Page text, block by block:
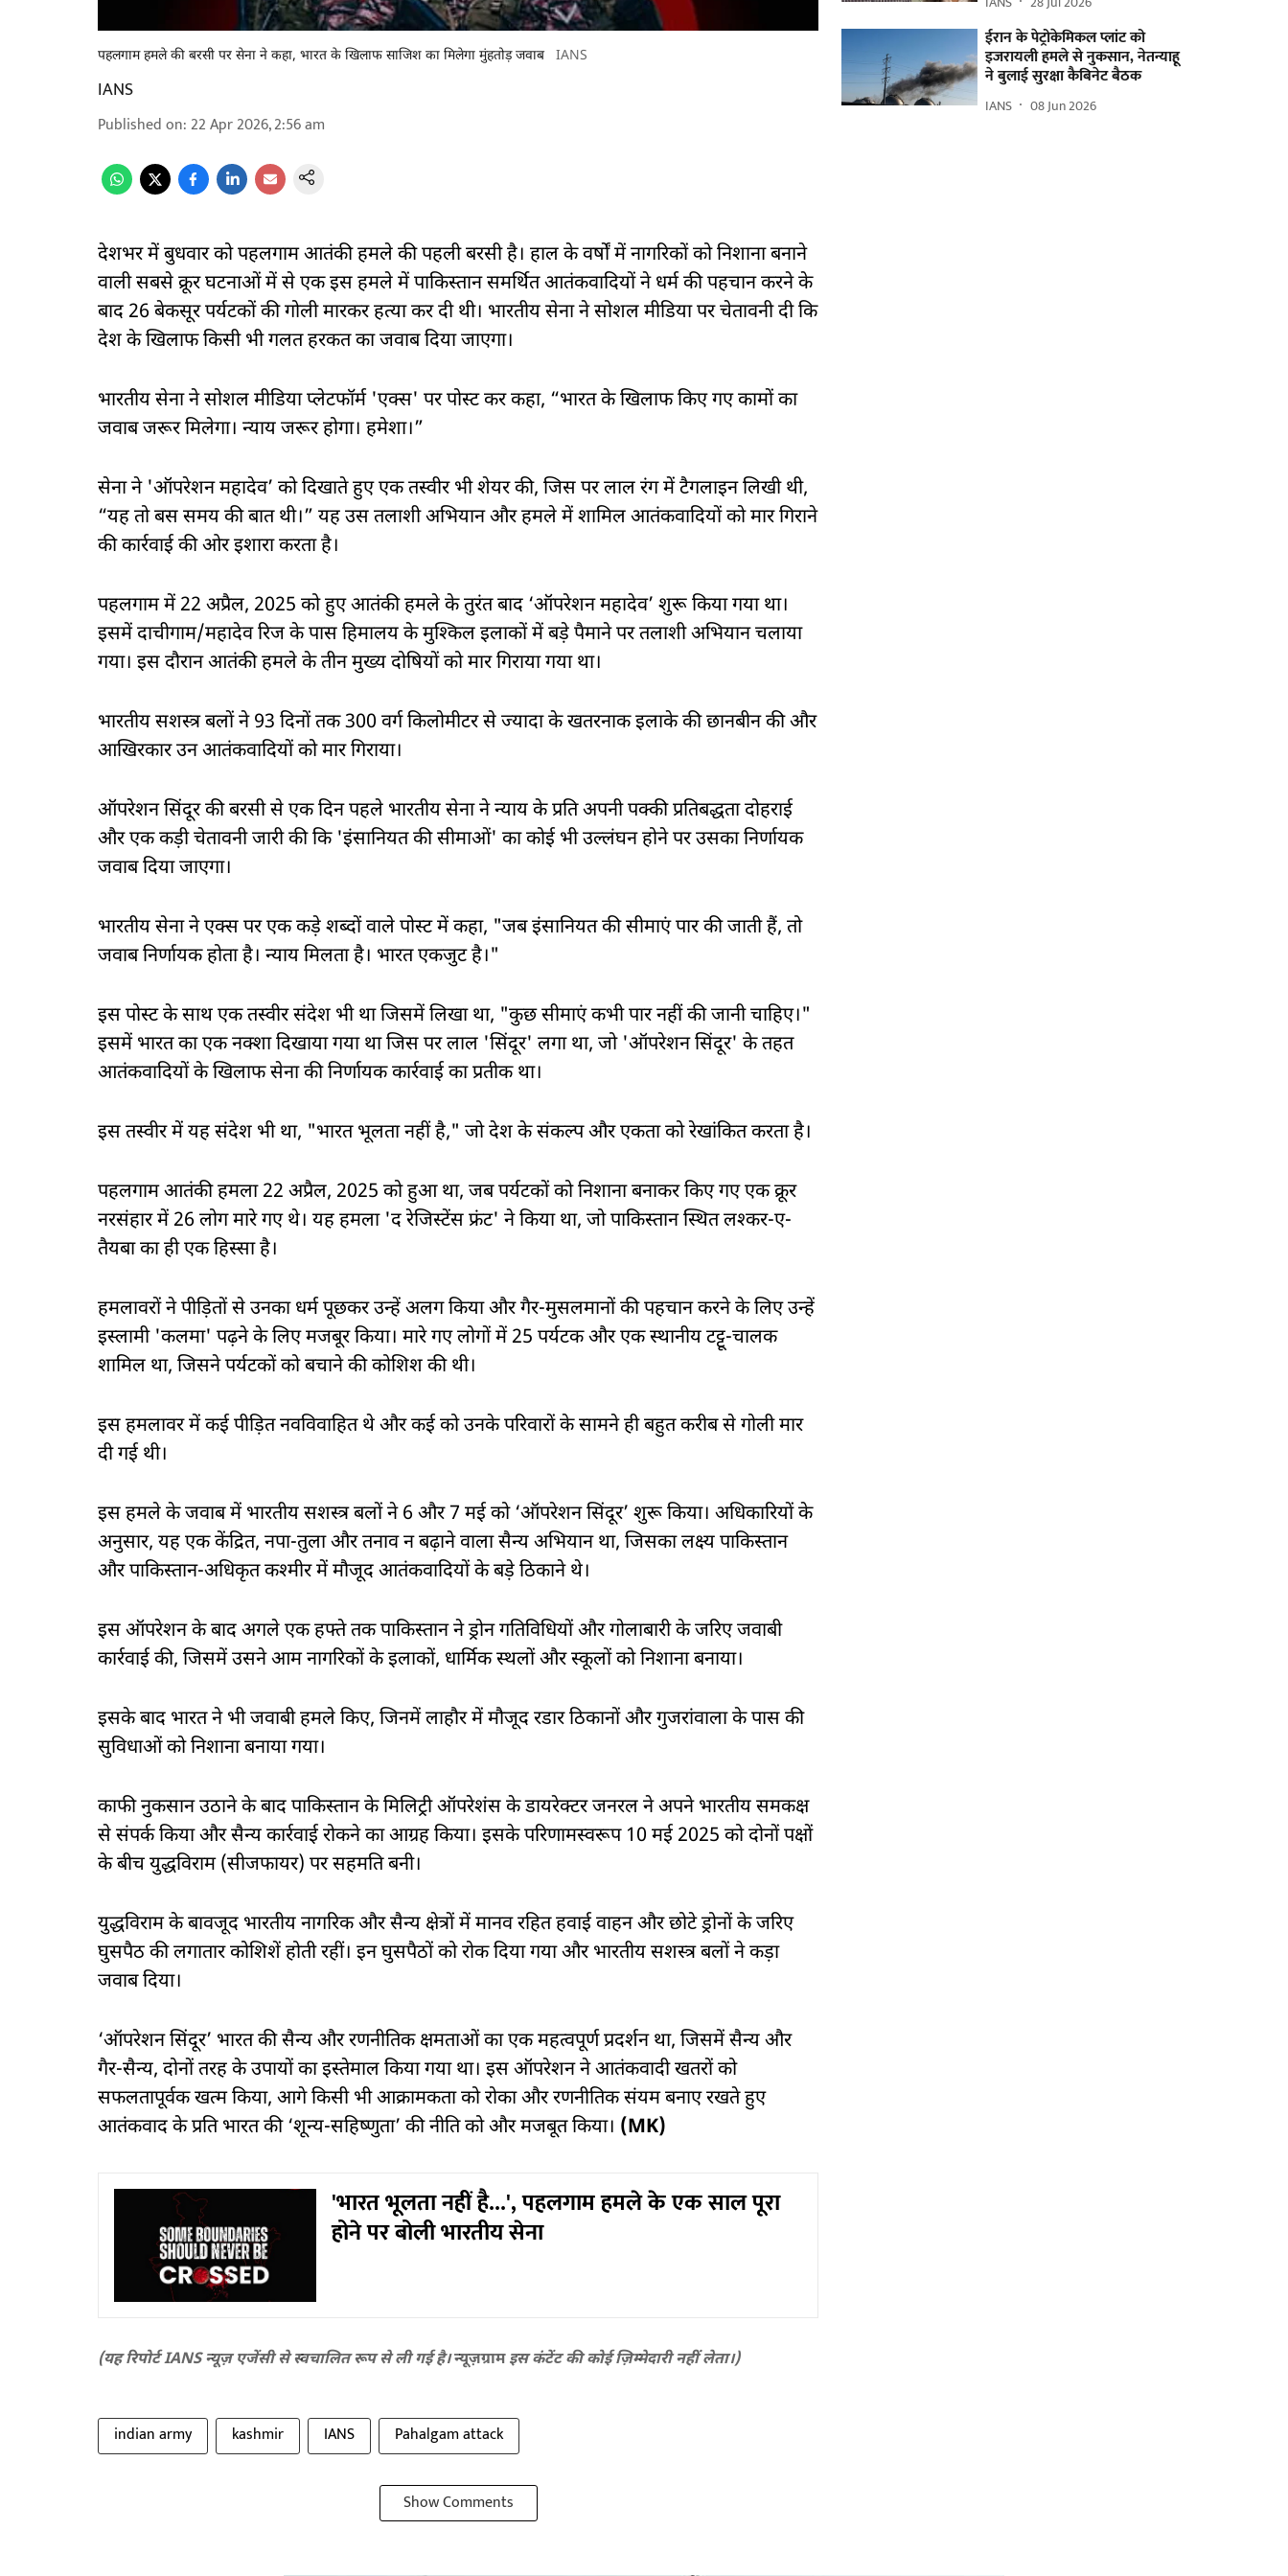
पहलगाम हमले की बरसी पर सेना ने कहा, भारत के खिलाफ साजिश का मिलेगा मुंहतोड़ जवाब IANS
IANS
Published on: 22 Apr 2026, 2:56 am
देशभर में बुधवार को पहलगाम आतंकी हमले की पहली बरसी है। हाल के वर्षों में नागरिकों को निशाना बनाने
वाली सबसे क्रूर घटनाओं में से एक इस हमले में पाकिस्तान समर्थित आतंकवादियों ने धर्म की पहचान करने के
बाद 26 बेकसूर पर्यटकों की गोली मारकर हत्या कर दी थी। भारतीय सेना ने सोशल मीडिया पर चेतावनी दी कि
देश के खिलाफ किसी भी गलत हरकत का जवाब दिया जाएगा।
भारतीय सेना ने सोशल मीडिया प्लेटफॉर्म 'एक्स' पर पोस्ट कर कहा, “भारत के खिलाफ किए गए कामों का
जवाब जरूर मिलेगा। न्याय जरूर होगा। हमेशा।”
सेना ने 'ऑपरेशन महादेव’ को दिखाते हुए एक तस्वीर भी शेयर की, जिस पर लाल रंग में टैगलाइन लिखी थी,
“यह तो बस समय की बात थी।” यह उस तलाशी अभियान और हमले में शामिल आतंकवादियों को मार गिराने
की कार्रवाई की ओर इशारा करता है।
पहलगाम में 22 अप्रैल, 2025 को हुए आतंकी हमले के तुरंत बाद ‘ऑपरेशन महादेव’ शुरू किया गया था।
इसमें दाचीगाम/महादेव रिज के पास हिमालय के मुश्किल इलाकों में बड़े पैमाने पर तलाशी अभियान चलाया
गया। इस दौरान आतंकी हमले के तीन मुख्य दोषियों को मार गिराया गया था।
भारतीय सशस्त्र बलों ने 93 दिनों तक 300 वर्ग किलोमीटर से ज्यादा के खतरनाक इलाके की छानबीन की और
आखिरकार उन आतंकवादियों को मार गिराया।
ऑपरेशन सिंदूर की बरसी से एक दिन पहले भारतीय सेना ने न्याय के प्रति अपनी पक्की प्रतिबद्धता दोहराई
और एक कड़ी चेतावनी जारी की कि 'इंसानियत की सीमाओं' का कोई भी उल्लंघन होने पर उसका निर्णायक
जवाब दिया जाएगा।
भारतीय सेना ने एक्स पर एक कड़े शब्दों वाले पोस्ट में कहा, "जब इंसानियत की सीमाएं पार की जाती हैं, तो
जवाब निर्णायक होता है। न्याय मिलता है। भारत एकजुट है।"
इस पोस्ट के साथ एक तस्वीर संदेश भी था जिसमें लिखा था, "कुछ सीमाएं कभी पार नहीं की जानी चाहिए।"
इसमें भारत का एक नक्शा दिखाया गया था जिस पर लाल 'सिंदूर' लगा था, जो 'ऑपरेशन सिंदूर' के तहत
आतंकवादियों के खिलाफ सेना की निर्णायक कार्रवाई का प्रतीक था।
इस तस्वीर में यह संदेश भी था, "भारत भूलता नहीं है," जो देश के संकल्प और एकता को रेखांकित करता है।
पहलगाम आतंकी हमला 22 अप्रैल, 2025 को हुआ था, जब पर्यटकों को निशाना बनाकर किए गए एक क्रूर
नरसंहार में 26 लोग मारे गए थे। यह हमला 'द रेजिस्टेंस फ्रंट' ने किया था, जो पाकिस्तान स्थित लश्कर-ए-
तैयबा का ही एक हिस्सा है।
हमलावरों ने पीड़ितों से उनका धर्म पूछकर उन्हें अलग किया और गैर-मुसलमानों की पहचान करने के लिए उन्हें
इस्लामी 'कलमा' पढ़ने के लिए मजबूर किया। मारे गए लोगों में 25 पर्यटक और एक स्थानीय टट्टू-चालक
शामिल था, जिसने पर्यटकों को बचाने की कोशिश की थी।
इस हमलावर में कई पीड़ित नवविवाहित थे और कई को उनके परिवारों के सामने ही बहुत करीब से गोली मार
दी गई थी।
इस हमले के जवाब में भारतीय सशस्त्र बलों ने 6 और 7 मई को ‘ऑपरेशन सिंदूर’ शुरू किया। अधिकारियों के
अनुसार, यह एक केंद्रित, नपा-तुला और तनाव न बढ़ाने वाला सैन्य अभियान था, जिसका लक्ष्य पाकिस्तान
और पाकिस्तान-अधिकृत कश्मीर में मौजूद आतंकवादियों के बड़े ठिकाने थे।
इस ऑपरेशन के बाद अगले एक हफ्ते तक पाकिस्तान ने ड्रोन गतिविधियों और गोलाबारी के जरिए जवाबी
कार्रवाई की, जिसमें उसने आम नागरिकों के इलाकों, धार्मिक स्थलों और स्कूलों को निशाना बनाया।
इसके बाद भारत ने भी जवाबी हमले किए, जिनमें लाहौर में मौजूद रडार ठिकानों और गुजरांवाला के पास की
सुविधाओं को निशाना बनाया गया।
काफी नुकसान उठाने के बाद पाकिस्तान के मिलिट्री ऑपरेशंस के डायरेक्टर जनरल ने अपने भारतीय समकक्ष
से संपर्क किया और सैन्य कार्रवाई रोकने का आग्रह किया। इसके परिणामस्वरूप 10 मई 2025 को दोनों पक्षों
के बीच युद्धविराम (सीजफायर) पर सहमति बनी।
युद्धविराम के बावजूद भारतीय नागरिक और सैन्य क्षेत्रों में मानव रहित हवाई वाहन और छोटे ड्रोनों के जरिए
घुसपैठ की लगातार कोशिशें होती रहीं। इन घुसपैठों को रोक दिया गया और भारतीय सशस्त्र बलों ने कड़ा
जवाब दिया।
‘ऑपरेशन सिंदूर’ भारत की सैन्य और रणनीतिक क्षमताओं का एक महत्वपूर्ण प्रदर्शन था, जिसमें सैन्य और
गैर-सैन्य, दोनों तरह के उपायों का इस्तेमाल किया गया था। इस ऑपरेशन ने आतंकवादी खतरों को
सफलतापूर्वक खत्म किया, आगे किसी भी आक्रामकता को रोका और रणनीतिक संयम बनाए रखते हुए
आतंकवाद के प्रति भारत की ‘शून्य-सहिष्णुता’ की नीति को और मजबूत किया। (MK)
'भारत भूलता नहीं है...', पहलगाम हमले के एक साल पूरा
होने पर बोली भारतीय सेना
(यह रिपोर्ट IANS न्यूज़ एजेंसी से स्वचालित रूप से ली गई है।न्यूज़ग्रामइस कंटेंट की कोई ज़िम्मेदारी नहीं लेता।)
indian army kashmir IANS Pahalgam attack
Show Comments
ईरान के पेट्रोकेमिकल प्लांट को
इजरायली हमले से नुकसान, नेतन्याहू
ने बुलाई सुरक्षा कैबिनेट बैठक
IANS 08 Jun 2026